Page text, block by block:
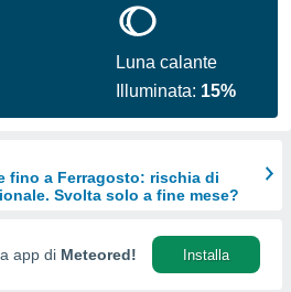
Luna calante
Illuminata: 15%
fino a Ferragosto: rischia di
Svolta solo a fine mese?
app di Meteored! Installa